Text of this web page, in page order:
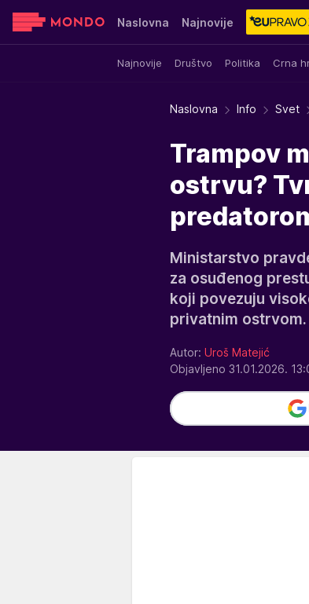
Naslovna Najnovije
Najnovije Društvo Politika Crna
Sensa Stvar ukusa Yumama
Naslovna Info Svet
Trampov
ostrvu?
Ministarstvo
za osuđenog
koji povezuju
privatnim ostrvom.
Autor: Uroš Matejić
Objavljeno 31.01.2026.